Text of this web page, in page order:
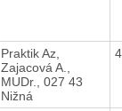
Praktik Az,
Zajacová A.,
MUDr., 027 43
Nižná